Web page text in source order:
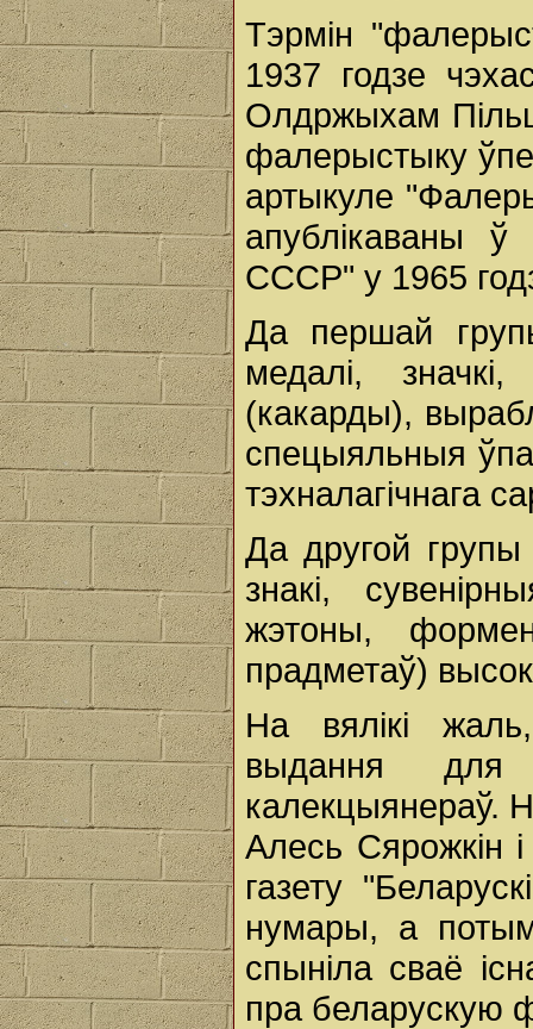
Тэрмін
1937 годзе
Олдржыхам
фалерыстыку
артыкуле
апублікаваны ў
СССР" у 1965
Да першай
медалі,
(какарды),
спецыяльныя
тэхналагічнага
Да другой
знакі,
жэтоны,
прадметаў)
На вялікі
выдання
калекцыянераў.
Алесь Сярожкін
газету
нумары, а
спыніла сваё
пра беларускую